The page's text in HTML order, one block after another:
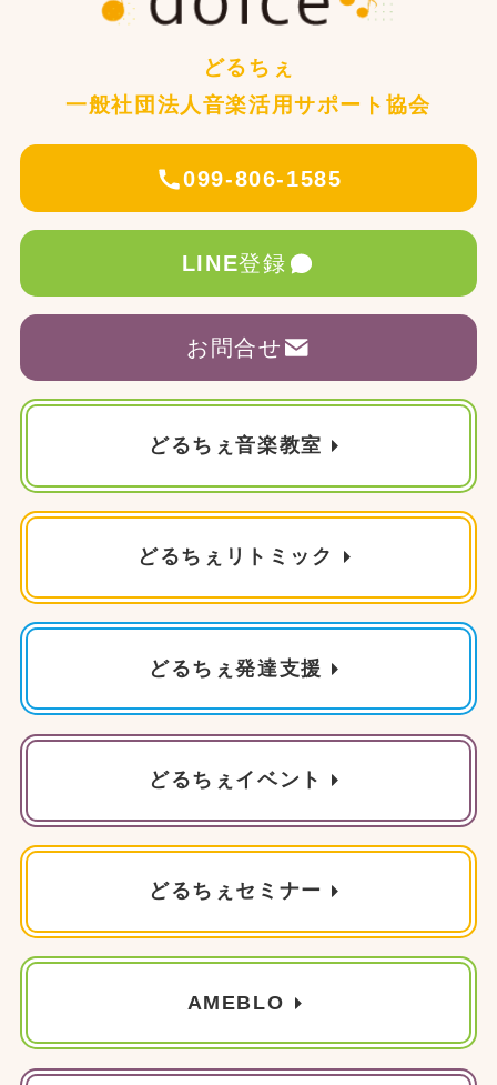
どるちぇ
一般社団法人音楽活用サポート協会
099-806-1585
LINE登録
お問合せ
どるちぇ音楽教室
どるちぇリトミック
どるちぇ発達支援
どるちぇイベント
どるちぇセミナー
AMEBLO